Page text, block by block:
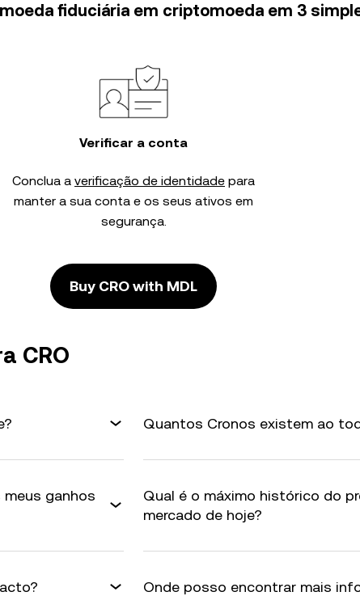
fiduciária em criptomoeda em 3
Verificar a conta
Conclua a verificação de identidade para
manter a sua conta e os seus ativos em
segurança.
Buy CRO with MDL
CRO
Quantos Cronos existem ao
ganhos
Qual é o máximo histórico do
mercado de hoje?
Onde posso encontrar mais